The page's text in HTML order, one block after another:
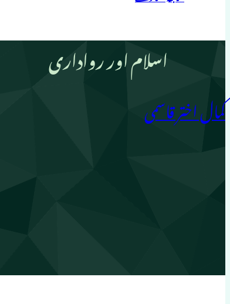
اسلام اور رواداری
کمال اختر قاسمی